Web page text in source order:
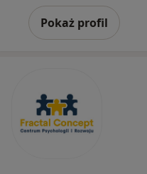
Pokaż profil